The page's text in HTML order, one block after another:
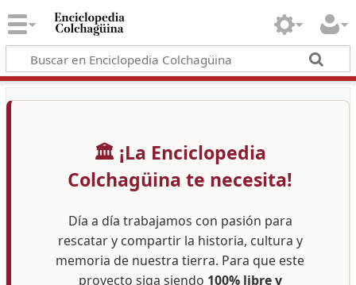
🏛️ ¡La Enciclopedia
Colchagüina te necesita!
Día a día trabajamos con pasión para
rescatar y compartir la historia, cultura y
memoria de nuestra tierra. Para que este
proyecto siga siendo 100% libre y